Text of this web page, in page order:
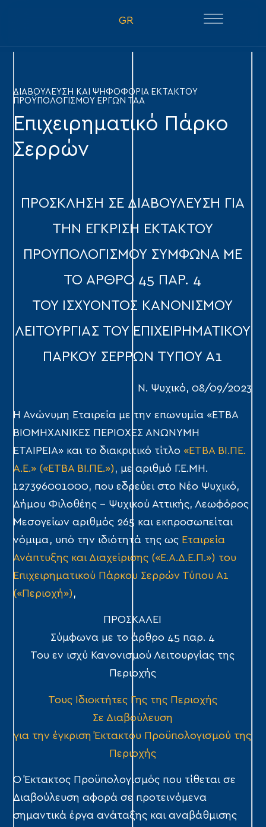
GR
ΔΙΑΒΟΥΛΕΥΣΗ ΚΑΙ ΨΗΦΟΦΟΡΙΑ ΕΚΤΑΚΤΟΥ
ΠΡΟΫΠΟΛΟΓΙΣΜΟΥ ΕΡΓΩΝ ΤΑΑ
Επιχειρηματικό Πάρκο
Σερρών
ΠΡΟΣΚΛΗΣΗ ΣΕ ΔΙΑΒΟΥΛΕΥΣΗ ΓΙΑ
ΤΗΝ ΕΓΚΡΙΣΗ ΕΚΤΑΚΤΟΥ
ΠΡΟΥΠΟΛΟΓΙΣΜΟΥ ΣΥΜΦΩΝΑ ΜΕ
ΤΟ ΑΡΘΡΟ 45 ΠΑΡ. 4
ΤΟΥ ΙΣΧΥΟΝΤΟΣ ΚΑΝΟΝΙΣΜΟΥ
ΛΕΙΤΟΥΡΓΙΑΣ ΤΟΥ ΕΠΙΧΕΙΡΗΜΑΤΙΚΟΥ
ΠΑΡΚΟΥ ΣΕΡΡΩΝ ΤΥΠΟΥ Α1
Ν. Ψυχικό, 08/09/2023
Η Ανώνυμη Εταιρεία με την επωνυμία «ΕΤΒΑ
ΒΙΟΜΗΧΑΝΙΚΕΣ ΠΕΡΙΟΧΕΣ ΑΝΩΝΥΜΗ
ΕΤΑΙΡΕΙΑ» και το διακριτικό τίτλο «ΕΤΒΑ ΒΙ.ΠΕ.
Α.Ε.» («ΕΤΒΑ ΒΙ.ΠΕ.») , με αριθμό Γ.Ε.ΜΗ.
127396001000, που εδρεύει στο Νέο Ψυχικό,
Δήμου Φιλοθέης – Ψυχικού Αττικής, Λεωφόρος
Μεσογείων αριθμός 265 και εκπροσωπείται
νόμιμα, υπό την ιδιότητά της ως Εταιρεία
Ανάπτυξης και Διαχείρισης («Ε.Α.Δ.Ε.Π.») του
Επιχειρηματικού Πάρκου Σερρών Τύπου Α1
(«Περιοχή») ,
ΠΡΟΣΚΑΛΕΙ
Σύμφωνα με το άρθρο 45 παρ. 4
Του εν ισχύ Κανονισμού Λειτουργίας της
Περιοχής
Τους Ιδιοκτήτες Γης της Περιοχής
Σε Διαβούλευση
για την έγκριση Έκτακτου Προϋπολογισμού της
Περιοχής
Ο Έκτακτος Προϋπολογισμός που τίθεται σε
Διαβούλευση αφορά σε προτεινόμενα
σημαντικά έργα ανάταξης και αναβάθμισης